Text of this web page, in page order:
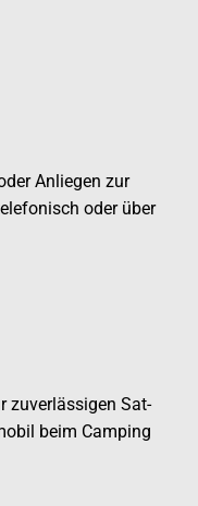
Anliegen zur
oder über
zuverlässigen Sat-
beim Camping